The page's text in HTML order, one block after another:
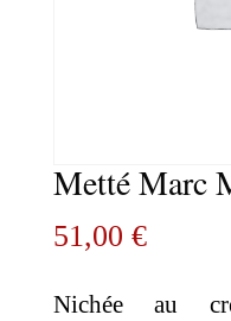
Metté Marc
51,00 €
Nichée au